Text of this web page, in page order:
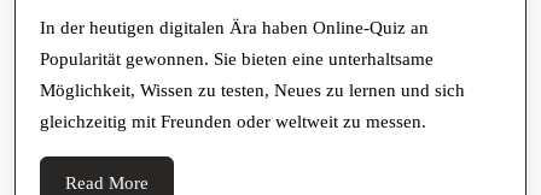
Innovative
Technologien
im
Jahr
2025
Finden
der
besten
kostenlosen
Quiz
In der heutigen digitalen Ära haben Online-Quiz an
Popularität gewonnen. Sie bieten eine unterhaltsame
Möglichkeit, Wissen zu testen, Neues zu lernen und sich
gleichzeitig mit Freunden oder weltweit zu messen.
Read More